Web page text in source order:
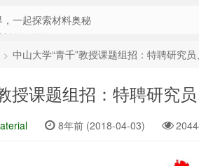
前沿资讯
> 中山大学“青千”教授课题组招：特聘研究
授课题组招：特聘研究
8年前 (2018-04-03)